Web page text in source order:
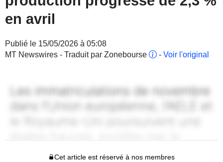
en avril
Publié le 15/05/2026 à 05:08
MT Newswires - Traduit par Zonebourse
- Voir l'original
Cet article est réservé à nos membres